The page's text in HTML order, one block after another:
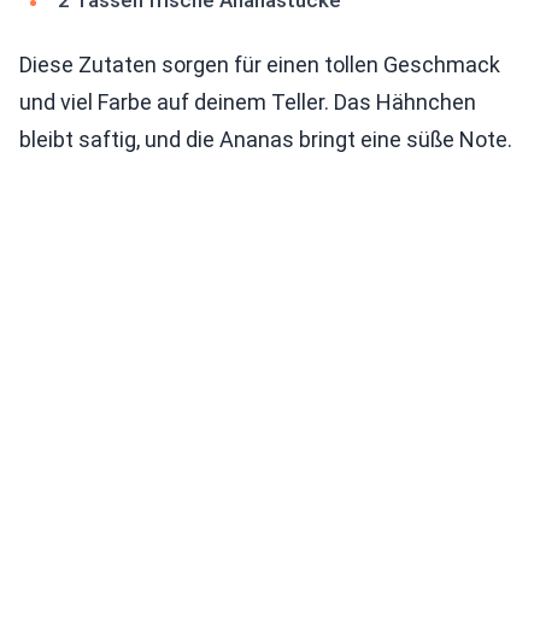
Diese Zutaten sorgen für einen tollen Geschmack
und viel Farbe auf deinem Teller. Das Hähnchen
bleibt saftig, und die Ananas bringt eine süße Note.